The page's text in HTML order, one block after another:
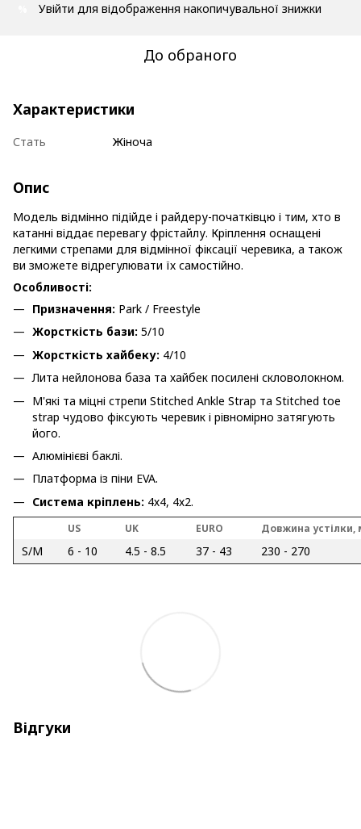
Увійти для відображення накопичувальної знижки
До обраного
Характеристики
Стать Жіноча
Опис
Модель відмінно підійде і райдеру-початківцю і тим, хто в
катанні віддає перевагу фрістайлу. Кріплення оснащені
легкими стрепами для відмінної фіксації черевика, а також
ви зможете відрегулювати їх самостійно.
Особливості:
Призначення: Park / Freestyle
Жорсткість бази: 5/10
Жорсткість хайбеку: 4/10
Лита нейлонова база та хайбек посилені скловолокном.
М'які та міцні стрепи Stitched Ankle Strap та Stitched toe
strap чудово фіксують черевик і рівномірно затягують
його.
Алюмінієві баклі.
Платформа із піни EVA.
Система кріплень: 4х4, 4х2.
US UK EURO Довжина устілки,
S/M 6 - 10 4.5 - 8.5 37 - 43 230 - 270
Відгуки